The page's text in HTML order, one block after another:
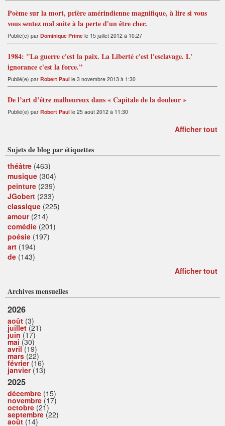
Poème sur la mort, prière amérindienne magnifique, à lire si vous
vous sentez mal suite à la perte d'un être cher.
Publié(e) par Dominique Prime le 15 juillet 2012 à 10:27
1984: "La guerre c'est la paix. La Liberté c'est l'esclavage. L'
ignorance c'est la force."
Publié(e) par Robert Paul le 3 novembre 2013 à 1:30
De l’art d’être malheureux dans « Capitale de la douleur »
Publié(e) par Robert Paul le 25 août 2012 à 11:30
Afficher tout
Sujets de blog par étiquettes
théâtre (463)
musique (304)
peinture (239)
JGobert (233)
classique (225)
amour(214)
comédie (201)
poésie (197)
art (194)
de (143)
Afficher tout
Archives mensuelles
2026
août (3)
juillet(21)
juin (17)
mai (30)
avril(19)
mars(22)
février(16)
janvier(13)
2025
décembre (15)
novembre (17)
octobre (21)
septembre (22)
août (14)